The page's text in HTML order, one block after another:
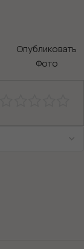
Опубликовать
Фото